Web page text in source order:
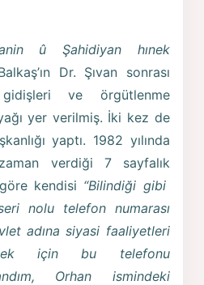
û Şahidiyan hınek
Dr. Şıvan sonrası
ve örgütlenme
yer verilmiş. İki kez de
yaptı. 1982 yılında
zaman verdiği 7 sayfalık
kendisi “Bilindiği gibi
nolu telefon numarası
adına siyasi faaliyetleri
için bu telefonu
Orhan ismindeki